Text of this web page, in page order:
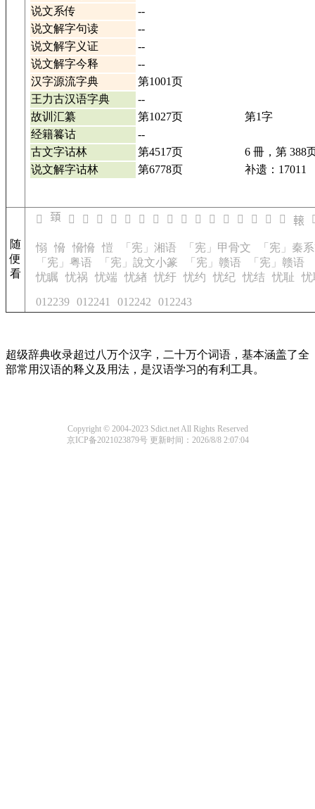
说文系传
--
说文解字句读
--
说文解字义证
--
说文解字今释
--
汉字源流字典
第1001页
王力古汉语字典
--
故训汇纂
第1027页
第1字
经籍籑诂
--
古文字诂林
第4517页
6 冊，第 388
说文解字诂林
第6778页 补遗：17011
随
便
看
𩒏 𩒐 𩒑 𩒓 𩒔 𩒕 𩒗 𩒘 𩒙 𩒚 𩒛 𩒜 𩒝 𨍸 𨍹 𨍺 𨍻 𨍼 𨍽
愵 愶 愶愶 愷 「宪」湘语 「宪」甲骨文
「宪」秦
「宪」粤语
「宪」說文小篆 「宪」赣语 「宪」赣语
忧瞩
忧祸 忧端 忧緖 忧纡 忧约 忧纪 忧结 忧耻 忧
012239 012241 012242 012243
超级辞典收录超过八万个汉字，二十万个词语，基本涵盖了全
部常用汉语的释义及用法，是汉语学习的有利工具。
Copyright © 2004-2023 Sdict.net All Rights Reserved
京ICP备2021023879号更新时间：2026/8/8 2:07:04